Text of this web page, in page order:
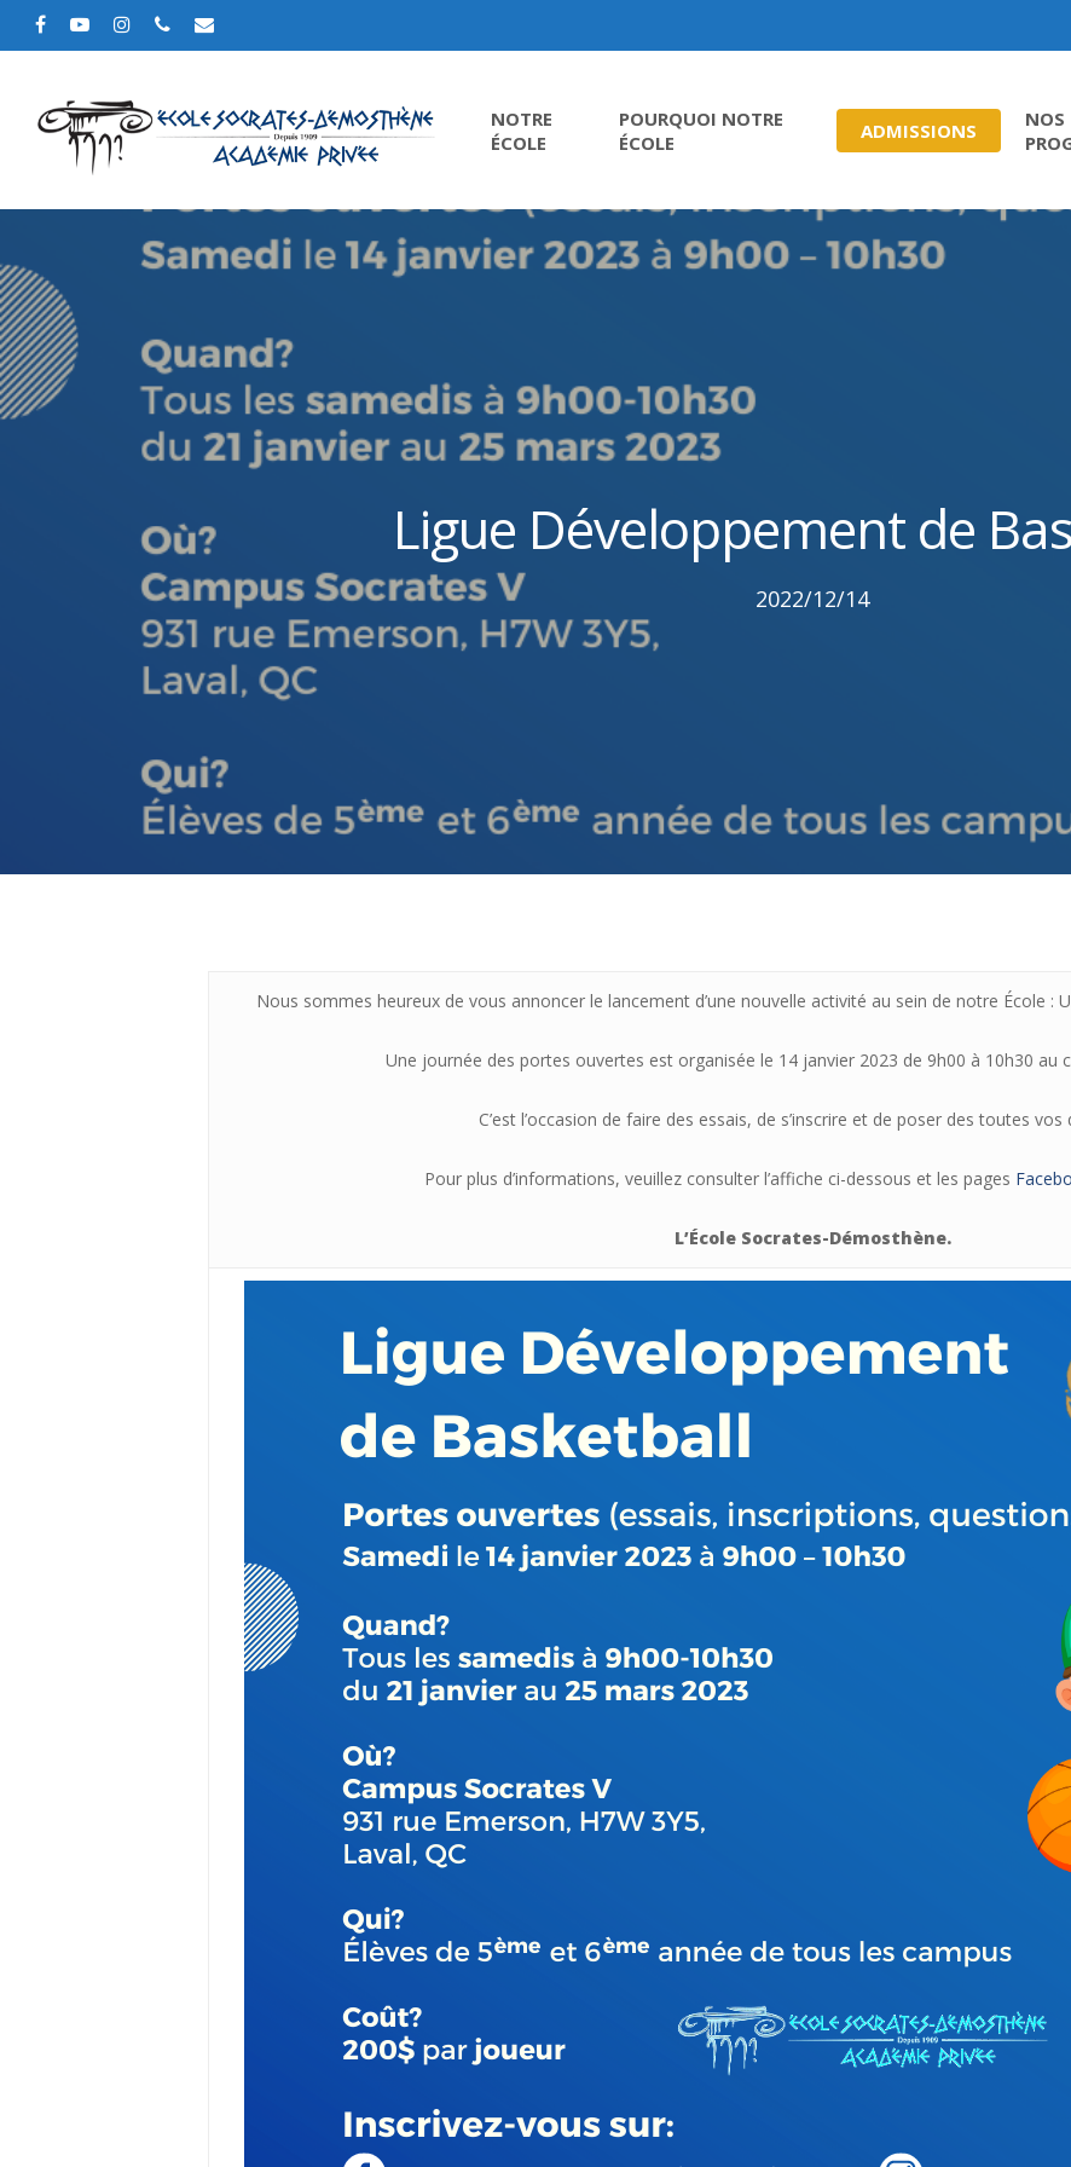
Hit enter to search or ESC to close
NOTRE
ÉCOLE
POURQUOI NOTRE
ÉCOLE
ADMISSIONS
NOS
Ligue Développement de
2022/12/14
Nous sommes heureux de vous annoncer le lancement d’une nouvelle activité au sein de notre École :
Une journée des portes ouvertes est organisée le 14 janvier 2023 de 9h00 à 10h30 au
C’est l’occasion de faire des essais, de s’inscrire et de poser des toutes vos
Pour plus d’informations, veuillez consulter l’affiche ci-dessous et les pages
L’École Socrates-Démosthène.